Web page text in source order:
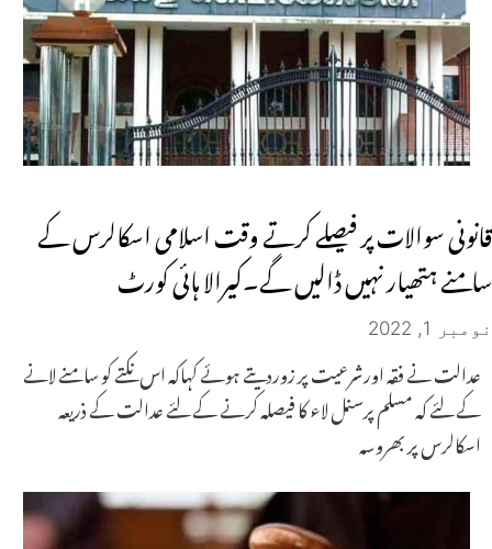
قانونی سوالات پر فیصلے کرتے وقت اسلامی اسکالرس کے
سامنے ہتھیار نہیں ڈالیں گے۔کیرالا ہائی کورٹ
نومبر 1, 2022
عدالت نے فقہ اورشرعیت پر زوردیتے ہوئے کہاکہ اس نکتے کو سامنے لانے
کے لئے کہ مسلم پرسنل لاء کا فیصلہ کرنے کے لئے عدالت کے ذریعہ
اسکالرس پر بھروسہ